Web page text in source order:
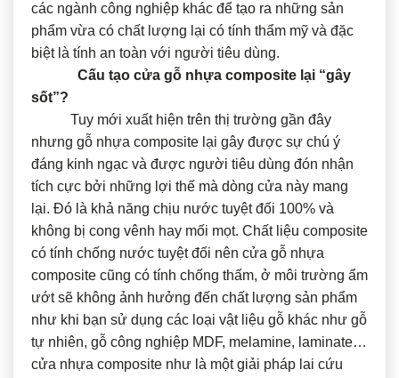
các ngành công nghiệp khác để tạo ra những sản
phẩm vừa có chất lượng lại có tính thẩm mỹ và đặc
biệt là tính an toàn với người tiêu dùng.
Cấu tạo cửa gỗ nhựa composite lại “gây
sốt”?
Tuy mới xuất hiện trên thị trường gần đây
nhưng gỗ nhựa composite lại gây được sự chú ý
đáng kinh ngạc và được người tiêu dùng đón nhận
tích cực bởi những lợi thế mà dòng cửa này mang
lại. Đó là khả năng chịu nước tuyệt đối 100% và
không bị cong vênh hay mối mọt. Chất liệu composite
có tính chống nước tuyệt đối nên cửa gỗ nhựa
composite cũng có tính chống thấm, ở môi trường ẩm
ướt sẽ không ảnh hưởng đến chất lượng sản phẩm
như khi bạn sử dụng các loại vật liệu gỗ khác như gỗ
tự nhiên, gỗ công nghiệp MDF, melamine, laminate…
cửa nhựa composite như là một giải pháp lai cứu